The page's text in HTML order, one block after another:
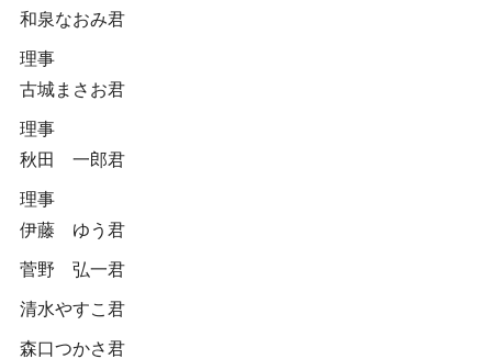
和泉なおみ君
理事
古城まさお君
理事
秋田 一郎君
理事
伊藤 ゆう君
菅野 弘一君
清水やすこ君
森口つかさ君